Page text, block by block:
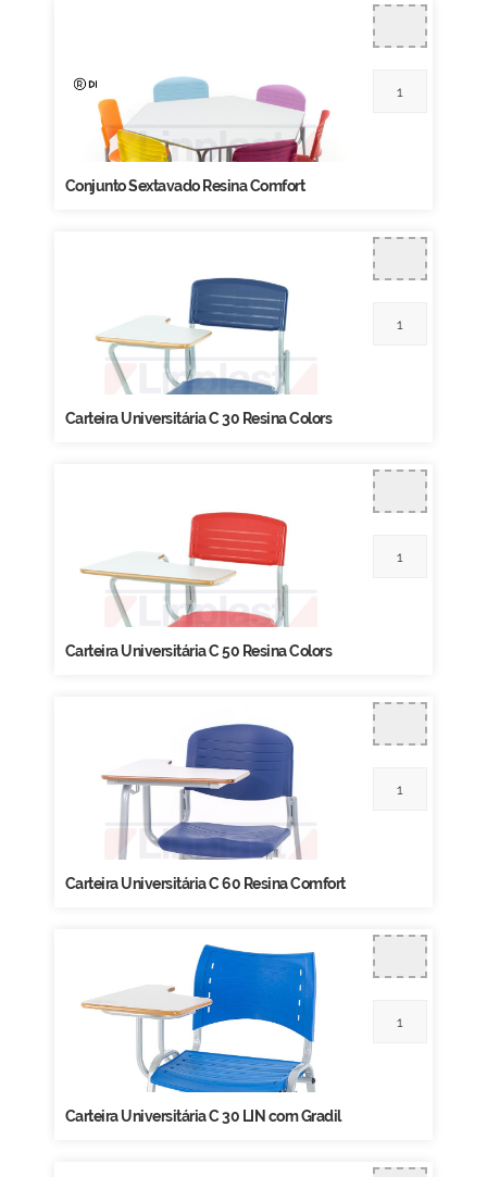
Conjunto Sextavado Resina Comfort
Carteira Universitária C 30 Resina Colors
Carteira Universitária C 50 Resina Colors
Carteira Universitária C 60 Resina Comfort
Carteira Universitária C 30 LIN com Gradil